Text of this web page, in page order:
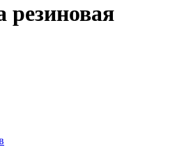
резиновая